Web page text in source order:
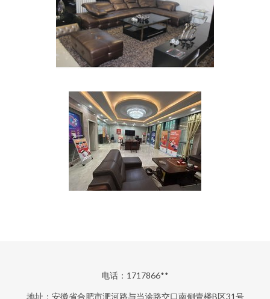
电话：1717866**
地址：安徽省合肥市淝河路与当涂路交口南侧壹楼B区31号